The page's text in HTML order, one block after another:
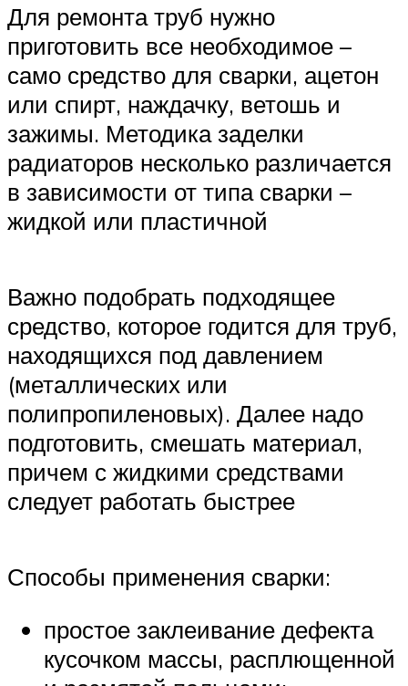
Для ремонта труб нужно
приготовить все необходимое –
само средство для сварки, ацетон
или спирт, наждачку, ветошь и
зажимы. Методика заделки
радиаторов несколько различается
в зависимости от типа сварки –
жидкой или пластичной
Важно подобрать подходящее
средство, которое годится для труб,
находящихся под давлением
(металлических или
полипропиленовых). Далее надо
подготовить, смешать материал,
причем с жидкими средствами
следует работать быстрее
Способы применения сварки:
простое заклеивание дефекта
кусочком массы, расплющенной